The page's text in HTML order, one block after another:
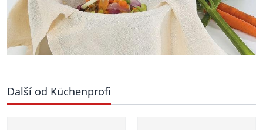
Další od Küchenprofi